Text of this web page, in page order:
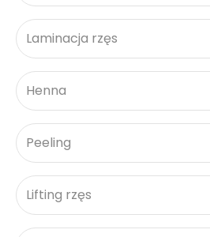
Laminacja rzęs
Henna
Peeling
Lifting rzęs